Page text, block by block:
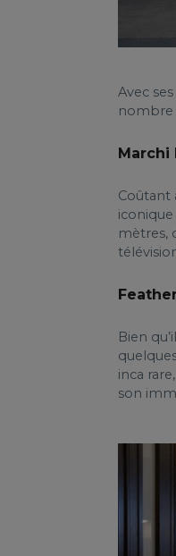
Avec
nombre
Marchi
Coûtant
mètres,
Bien
inca
son